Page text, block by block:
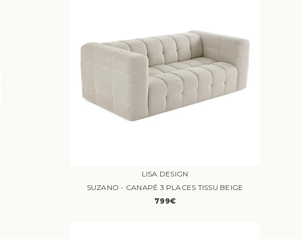
LISA DESIGN
SUZANO - CANAPÉ 3 PLACES TISSU BEIGE
799€